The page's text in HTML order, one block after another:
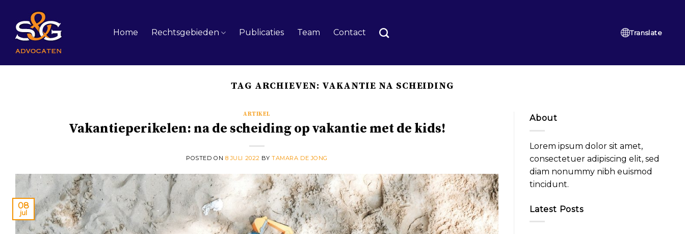
content
Home Rechtsgebieden Publicaties Team Contact Translate
TAG ARCHIEVEN: VAKANTIE NA SCHEIDING
ARTIKEL
Vakantieperikelen: na de scheiding op vakantie met de kids!
POSTED ON 8 JULI 2022 BYTAMARA DE JONG
08
jul
About
Lorem ipsum dolor sit amet,
consectetuer adipiscing elit, sed
diam nonummy nibh euismod
tincidunt.
Latest Posts